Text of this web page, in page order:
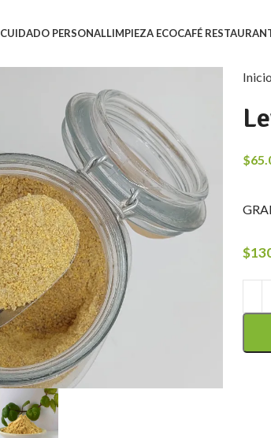
CUIDADO PERSONALLIMPIEZA ECOCAFÉ
Inicio
$
$